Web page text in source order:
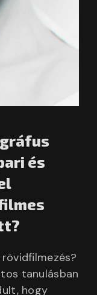
és
tanulásban
hogy